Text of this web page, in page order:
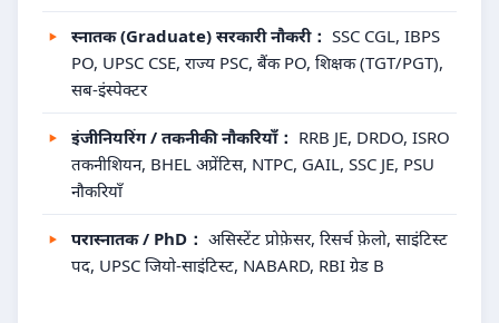
स्नातक (Graduate) सरकारी नौकरी： SSC CGL, IBPS
PO, UPSC CSE, राज्य PSC, बैंक PO, शिक्षक (TGT/PGT),
सब-इंस्पेक्टर
इंजीनियरिंग / तकनीकी नौकरियाँ： RRB JE, DRDO, ISRO
तकनीशियन, BHEL अप्रेंटिस, NTPC, GAIL, SSC JE, PSU
नौकरियाँ
परास्नातक / PhD： असिस्टेंट प्रोफ़ेसर, रिसर्च फ़ेलो, साइंटिस्ट
पद, UPSC जियो-साइंटिस्ट, NABARD, RBI ग्रेड B